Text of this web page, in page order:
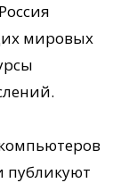
мировых
публикуют